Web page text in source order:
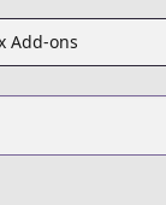
NEOBK-
Add-ons